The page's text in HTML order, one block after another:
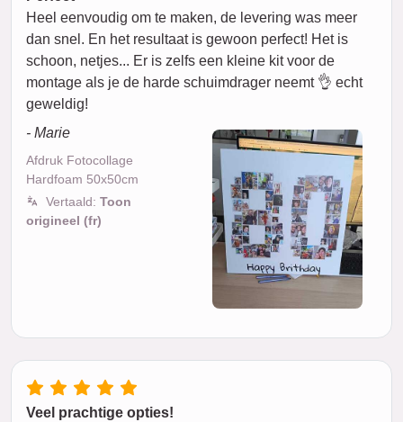
Heel eenvoudig om te maken, de levering was meer
dan snel. En het resultaat is gewoon perfect! Het is
schoon, netjes... Er is zelfs een kleine kit voor de
montage als je de harde schuimdrager neemt 👌 echt
geweldig!
- Marie
Afdruk Fotocollage
Hardfoam 50x50cm
Vertaald: Toon
origineel (fr)
Veel prachtige opties!